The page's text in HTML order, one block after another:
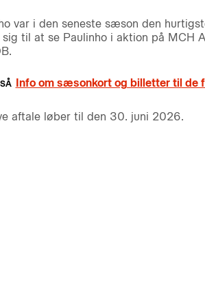
var i den seneste sæson den
til at se Paulinho i aktion på MCH
Info om sæsonkort og billetter til de
aftale løber til den 30. juni 2026.